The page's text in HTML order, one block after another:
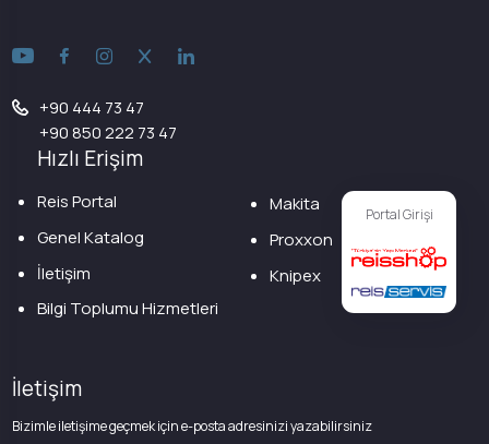
Portal Girişi
+90 444 73 47
+90 850 222 73 47
Hızlı Erişim
Reis Portal
Genel Katalog
İletişim
Bilgi Toplumu Hizmetleri
Makita
Proxxon
Knipex
İletişim
Bizimle iletişime geçmek için e-posta adresinizi yazabilirsiniz